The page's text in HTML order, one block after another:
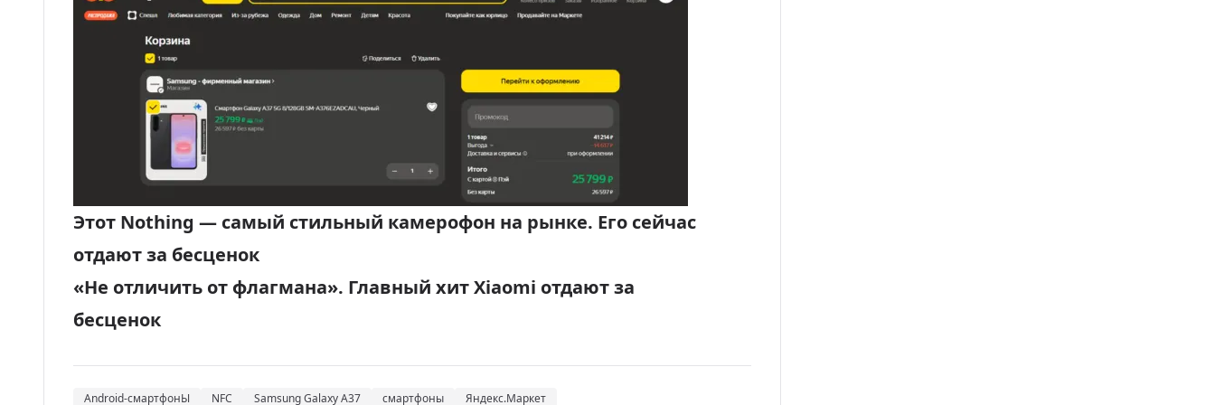
Этот Nothing — самый стильный камерофон на рынке. Его сейчас
отдают за бесценок
«Не отличить от флагмана». Главный хит Xiaomi отдают за
бесценок
Android-смартфонЫ NFC Samsung Galaxy A37 смартфоны Яндекс.Маркет